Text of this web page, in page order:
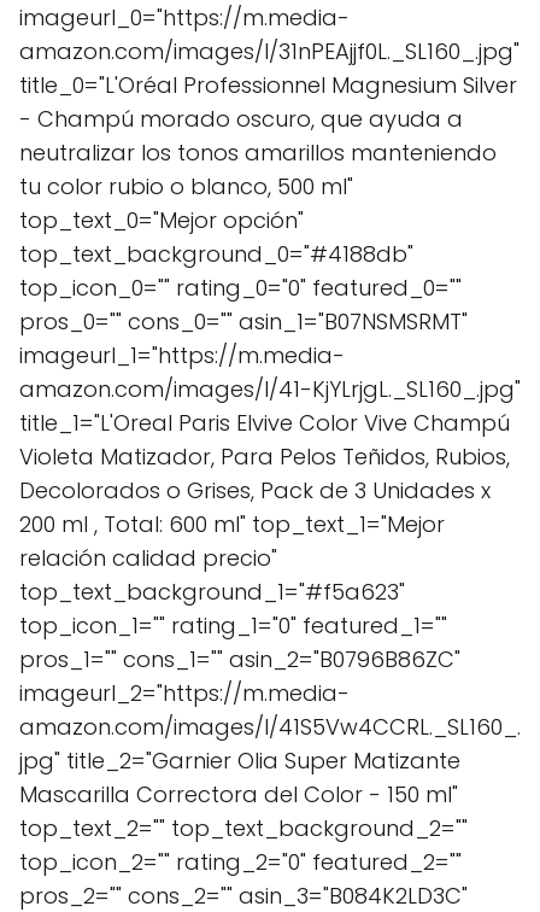
imageurl_0="https://m.media-
amazon.com/images/I/31nPEAjjf0L._SL160_.jpg"
title_0="L'Oréal Professionnel Magnesium Silver
- Champú morado oscuro, que ayuda a
neutralizar los tonos amarillos manteniendo
tu color rubio o blanco, 500 ml"
top_text_0="Mejor opción"
top_text_background_0="#4188db"
top_icon_0="" rating_0="0" featured_0=""
pros_0="" cons_0="" asin_1="B07NSMSRMT"
imageurl_1="https://m.media-
amazon.com/images/I/41-KjYLrjgL._SL160_.jpg"
title_1="L'Oreal Paris Elvive Color Vive Champú
Violeta Matizador, Para Pelos Teñidos, Rubios,
Decolorados o Grises, Pack de 3 Unidades x
200 ml , Total: 600 ml" top_text_1="Mejor
relación calidad precio"
top_text_background_1="#f5a623"
top_icon_1="" rating_1="0" featured_1=""
pros_1="" cons_1="" asin_2="B0796B86ZC"
imageurl_2="https://m.media-
amazon.com/images/I/41S5Vw4CCRL._SL160_.
jpg" title_2="Garnier Olia Super Matizante
Mascarilla Correctora del Color - 150 ml"
top_text_2="" top_text_background_2=""
top_icon_2="" rating_2="0" featured_2=""
pros_2="" cons_2="" asin_3="B084K2LD3C"